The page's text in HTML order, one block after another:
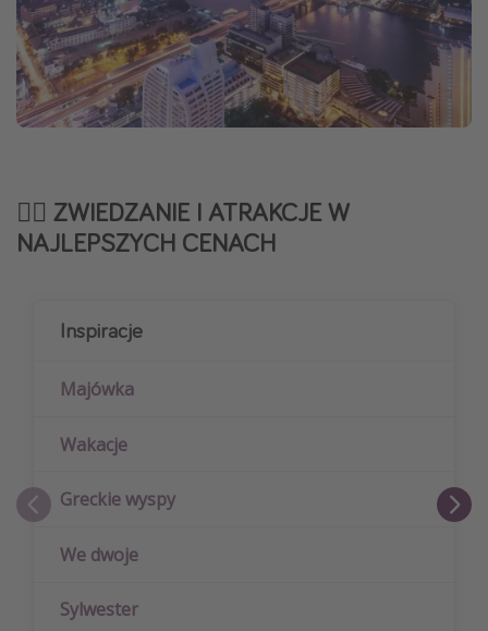
🚶‍♀️ ZWIEDZANIE I ATRAKCJE W
NAJLEPSZYCH CENACH
Inspiracje
Majówka
Wakacje
Greckie wyspy
We dwoje
Sylwester